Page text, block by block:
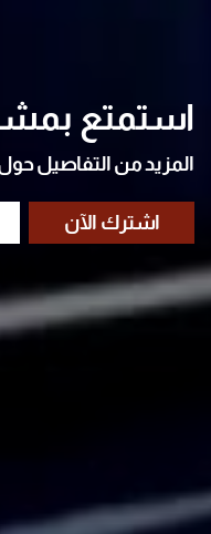
استمتع
المزيد من التفاصيل